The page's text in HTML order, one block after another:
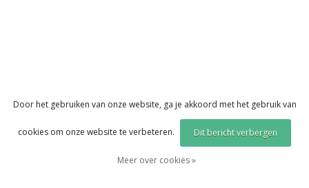
Door het gebruiken van onze website, ga je akkoord met het gebruik van
cookies om onze website te verbeteren. Dit bericht verbergen
Meer over cookies »